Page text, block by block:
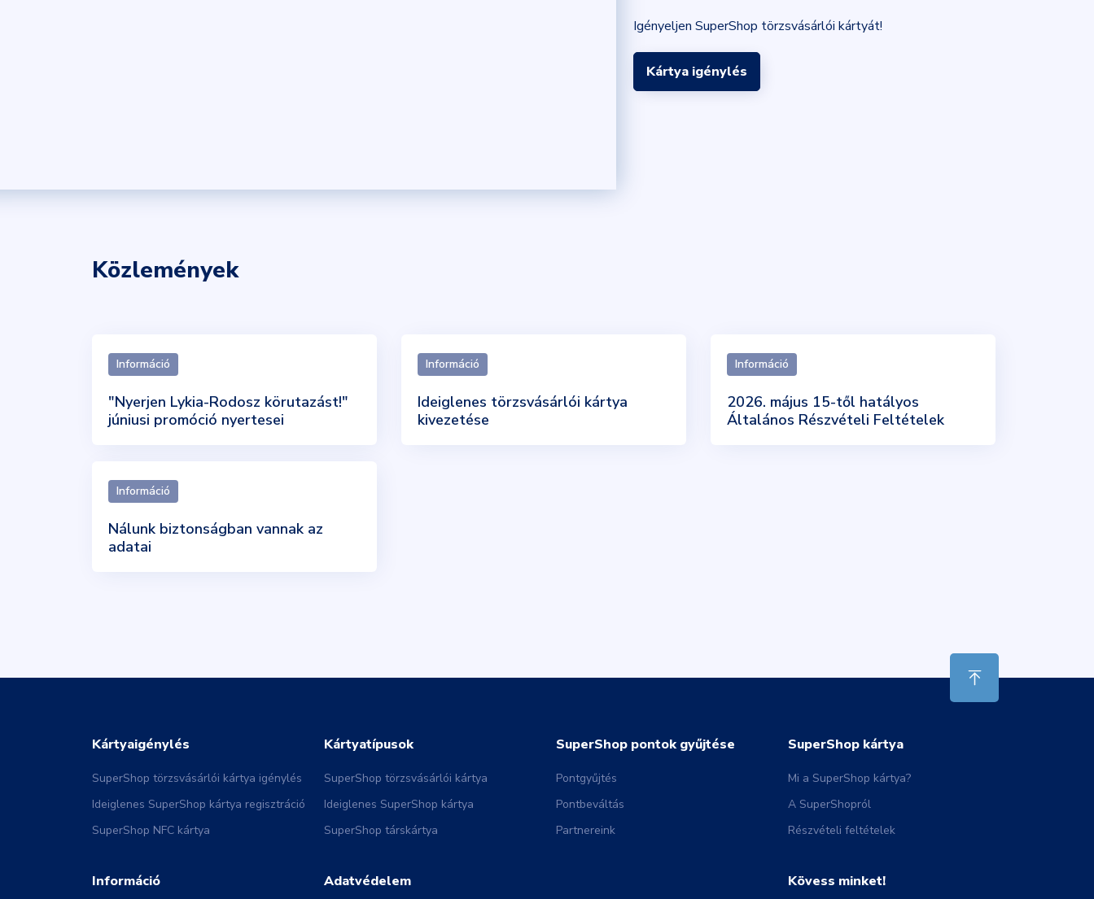
Igényeljen SuperShop törzsvásárlói kártyát!
Kártya igénylés
Közlemények
Információ
"Nyerjen Lykia-Rodosz körutazást!"
júniusi promóció nyertesei
Információ
Ideiglenes törzsvásárlói kártya
kivezetése
Információ
2026. május 15-től hatályos
Általános Részvételi Feltételek
Információ
Nálunk biztonságban vannak az
adatai
Kártyaigénylés
SuperShop törzsvásárlói kártya igénylés
Ideiglenes SuperShop kártya regisztráció
SuperShop NFC kártya
Kártyatípusok
SuperShop törzsvásárlói kártya
Ideiglenes SuperShop kártya
SuperShop társkártya
SuperShop pontok gyűjtése
Pontgyűjtés
Pontbeváltás
Partnereink
SuperShop kártya
Mi a SuperShop kártya?
A SuperShopról
Részvételi feltételek
Információ Adatvédelem Kövess minket!